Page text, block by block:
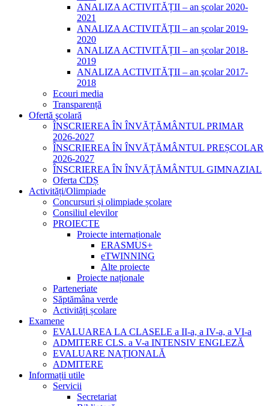
ANALIZA ACTIVITĂȚII – an școlar 2020-
2021
ANALIZA ACTIVITĂȚII – an școlar 2019-
2020
ANALIZA ACTIVITĂȚII – an școlar 2018-
2019
ANALIZA ACTIVITĂŢII – an şcolar 2017-
2018
Ecouri media
Transparență
Ofertă şcolară
ÎNSCRIEREA ÎN ÎNVĂȚĂMÂNTUL PRIMAR
2026-2027
ÎNSCRIEREA ÎN ÎNVĂȚĂMÂNTUL PREȘCOLAR
2026-2027
ÎNSCRIEREA ÎN ÎNVĂȚĂMÂNTUL GIMNAZIAL
Oferta CDȘ
Activități/Olimpiade
Concursuri și olimpiade școlare
Consiliul elevilor
PROIECTE
Proiecte internaționale
ERASMUS+
eTWINNING
Alte proiecte
Proiecte naționale
Parteneriate
Săptămâna verde
Activități școlare
Examene
EVALUAREA LA CLASELE a II-a, a IV-a, a VI-a
ADMITERE CLS. a V-a INTENSIV ENGLEZĂ
EVALUARE NAȚIONALĂ
ADMITERE
Informații utile
Servicii
Secretariat